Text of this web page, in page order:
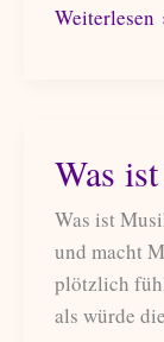
Was
Weiterlesen
Was
Was ist
und macht
plötzlich
als würde